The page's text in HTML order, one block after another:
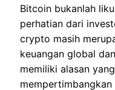
Bitcoin bukanlah
perhatian dari
crypto masih
keuangan global
memiliki alasan
mempertimbangkan